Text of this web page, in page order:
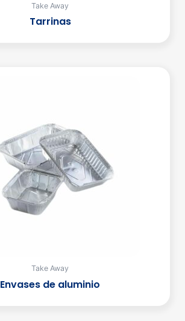
Take Away
Tarrinas
Take Away
Envases de aluminio